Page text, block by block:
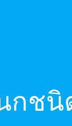
กช